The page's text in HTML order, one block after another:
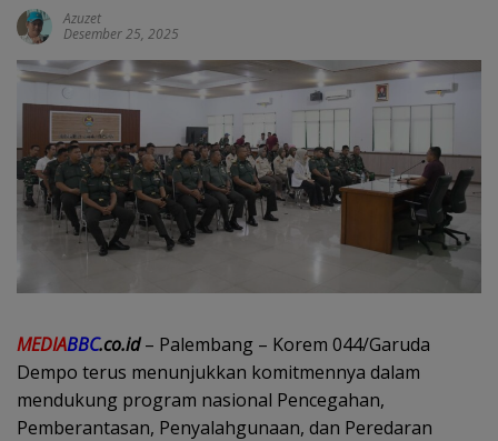
Azuzet
Desember 25, 2025
MEDIABBC.co.id– Palembang – Korem 044/Garuda
Dempo terus menunjukkan komitmennya dalam
mendukung program nasional Pencegahan,
Pemberantasan, Penyalahgunaan, dan Peredaran